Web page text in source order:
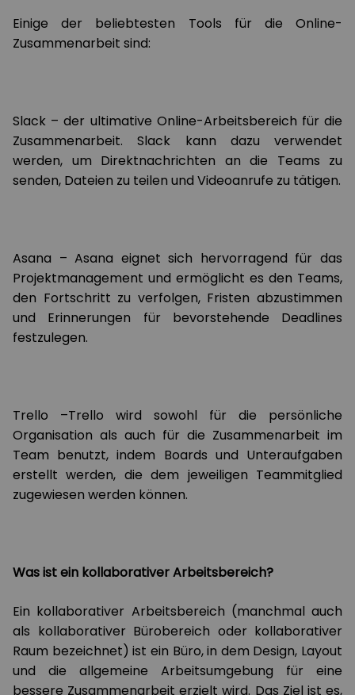
Einige der beliebtesten Tools für die Online-
Zusammenarbeit sind:
Slack – der ultimative Online-Arbeitsbereich für die
Zusammenarbeit. Slack kann dazu verwendet
werden, um Direktnachrichten an die Teams zu
senden, Dateien zu teilen und Videoanrufe zu tätigen.
Asana – Asana eignet sich hervorragend für das
Projektmanagement und ermöglicht es den Teams,
den Fortschritt zu verfolgen, Fristen abzustimmen
und Erinnerungen für bevorstehende Deadlines
festzulegen.
Trello –Trello wird sowohl für die persönliche
Organisation als auch für die Zusammenarbeit im
Team benutzt, indem Boards und Unteraufgaben
erstellt werden, die dem jeweiligen Teammitglied
zugewiesen werden können.
Was ist ein kollaborativer Arbeitsbereich?
Ein kollaborativer Arbeitsbereich (manchmal auch
als kollaborativer Bürobereich oder kollaborativer
Raum bezeichnet) ist ein Büro, in dem Design, Layout
und die allgemeine Arbeitsumgebung für eine
bessere Zusammenarbeit erzielt wird. Das Ziel ist es,